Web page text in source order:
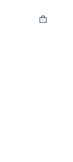
Carrello